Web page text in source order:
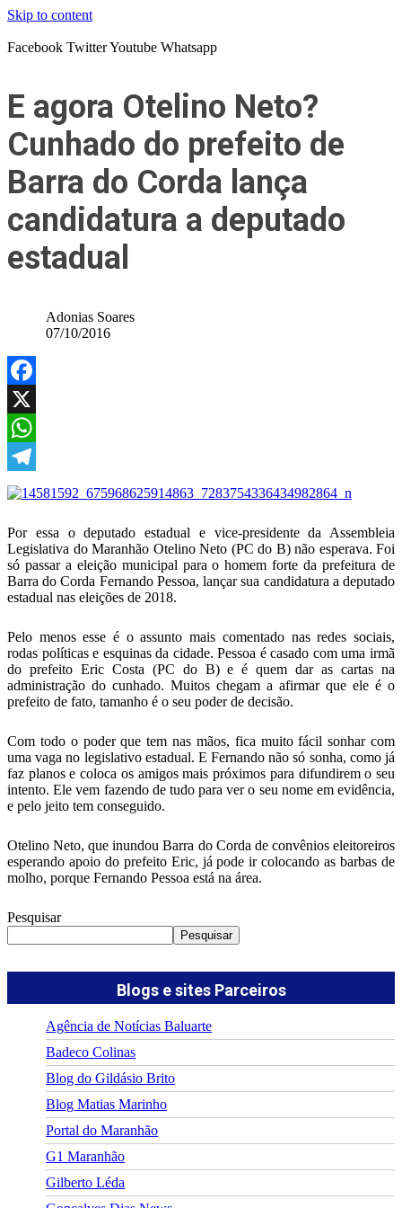
Skip to content
Facebook TwitterYoutube Whatsapp
E agora Otelino Neto?
Cunhado do prefeito de
Barra do Corda lança
candidatura a deputado
estadual
Adonias Soares
07/10/2016
Facebook
X
WhatsApp
Telegram
Por essa o deputado estadual e vice-presidente da Assembleia
Legislativa do Maranhão Otelino Neto (PC do B) não esperava. Foi
só passar a eleição municipal para o homem forte da prefeitura de
Barra do Corda Fernando Pessoa, lançar sua candidatura a deputado
estadual nas eleições de 2018.
Pelo menos esse é o assunto mais comentado nas redes sociais,
rodas políticas e esquinas da cidade. Pessoa é casado com uma irmã
do prefeito Eric Costa (PC do B) e é quem dar as cartas na
administração do cunhado. Muitos chegam a afirmar que ele é o
prefeito de fato, tamanho é o seu poder de decisão.
Com todo o poder que tem nas mãos, fica muito fácil sonhar com
uma vaga no legislativo estadual. E Fernando não só sonha, como já
faz planos e coloca os amigos mais próximos para difundirem o seu
intento. Ele vem fazendo de tudo para ver o seu nome em evidência,
e pelo jeito tem conseguido.
Otelino Neto, que inundou Barra do Corda de convênios eleitoreiros
esperando apoio do prefeito Eric, já pode ir colocando as barbas de
molho, porque Fernando Pessoa está na área.
Pesquisar
Pesquisar
Blogs e sites Parceiros
Agência de Notícias Baluarte
Badeco Colinas
Blog do Gildásio Brito
Blog Matias Marinho
Portal do Maranhão
G1 Maranhão
Gilberto Léda